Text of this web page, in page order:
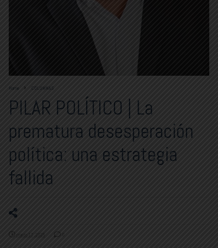
Home COLUMNAS
PILAR POLÍTICO | La
prematura desesperación
política: una estrategia
fallida
marzo 17, 2025 0